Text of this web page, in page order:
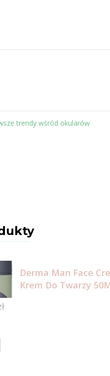
trendy wśród okularów
Derma Man Face
Krem Do Twarzy